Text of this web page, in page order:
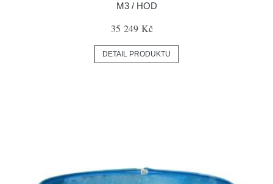
M3 / HOD
35 249 Kč
DETAIL PRODUKTU